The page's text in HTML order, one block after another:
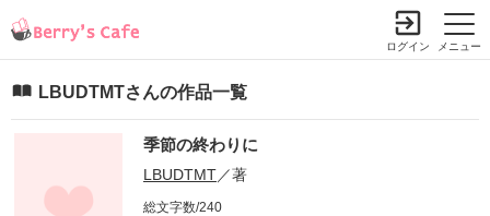
メニュー
ログイン
LBUDTMTさんの作品一覧
季節の終わりに
LBUDTMT／著
総文字数/240